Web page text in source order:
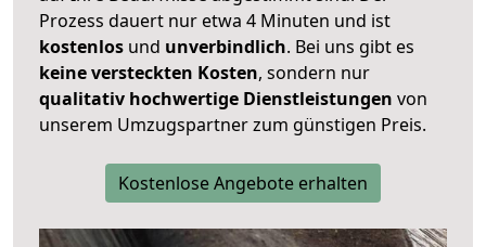
Prozess dauert nur etwa 4 Minuten und ist
kostenlos und unverbindlich. Bei uns gibt es
keine versteckten Kosten, sondern nur
qualitativ hochwertige Dienstleistungen von
unserem Umzugspartner zum günstigen Preis.
Kostenlose Angebote erhalten